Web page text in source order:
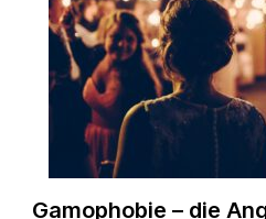
Gamophobie – die